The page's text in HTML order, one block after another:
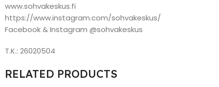
www.sohvakeskus.fi
https://www.instagram.com/sohvakeskus/
Facebook & Instagram @sohvakeskus
T.K.: 26020504
RELATED PRODUCTS